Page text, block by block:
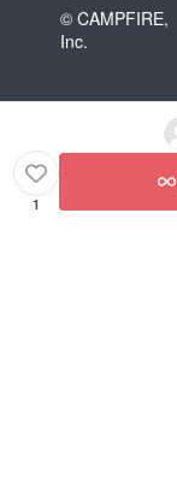
© CAMPFIRE,
Inc.
1